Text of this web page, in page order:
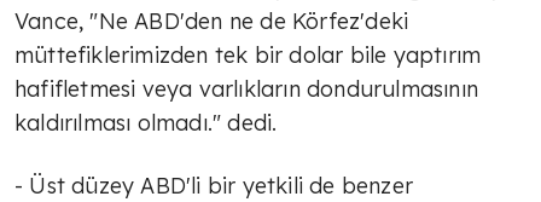
Vance, "Ne ABD'den ne de Körfez'deki
müttefiklerimizden tek bir dolar bile yaptırım
hafifletmesi veya varlıkların dondurulmasının
kaldırılması olmadı." dedi.
- Üst düzey ABD'li bir yetkili de benzer